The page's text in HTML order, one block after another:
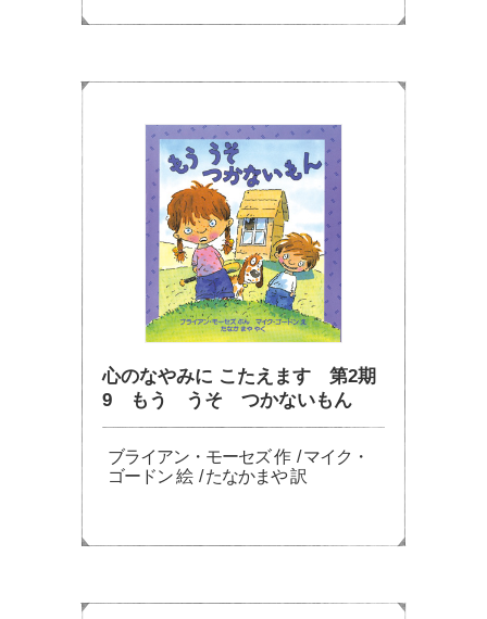
心のなやみに こたえます 第2期
9 もう うそ つかないもん
ブライアン・モーセズ 作 / マイク・
ゴードン 絵 / たなかまや 訳